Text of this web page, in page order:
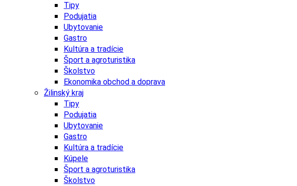
Tipy
Podujatia
Ubytovanie
Gastro
Kultúra a tradície
Šport a agroturistika
Školstvo
Ekonomika obchod a doprava
Žilinský kraj
Tipy
Podujatia
Ubytovanie
Gastro
Kultúra a tradície
Kúpele
Šport a agroturistika
Školstvo